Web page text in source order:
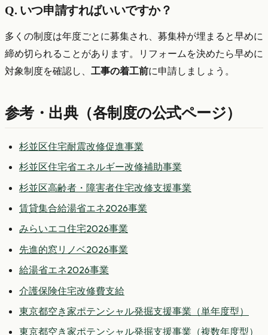
Q. いつ申請すればいいですか？
多くの制度は年度ごとに募集され、募集枠が埋まると早めに
締め切られることがあります。リフォームを決めたら早めに
対象制度を確認し、 工事の着工前に申請しましょう。
参考・出典（各制度の公式ページ）
杉並区住宅耐震改修促進事業
杉並区住宅省エネルギー改修補助事業
杉並区高齢者・障害者住宅改修支援事業
賃貸集合給湯省エネ2026事業
みらいエコ住宅2026事業
先進的窓リノベ2026事業
給湯省エネ2026事業
介護保険住宅改修費支給
東京都空き家ポテンシャル発掘支援事業（単年度型）
東京都空き家ポテンシャル発掘支援事業（複数年度型）